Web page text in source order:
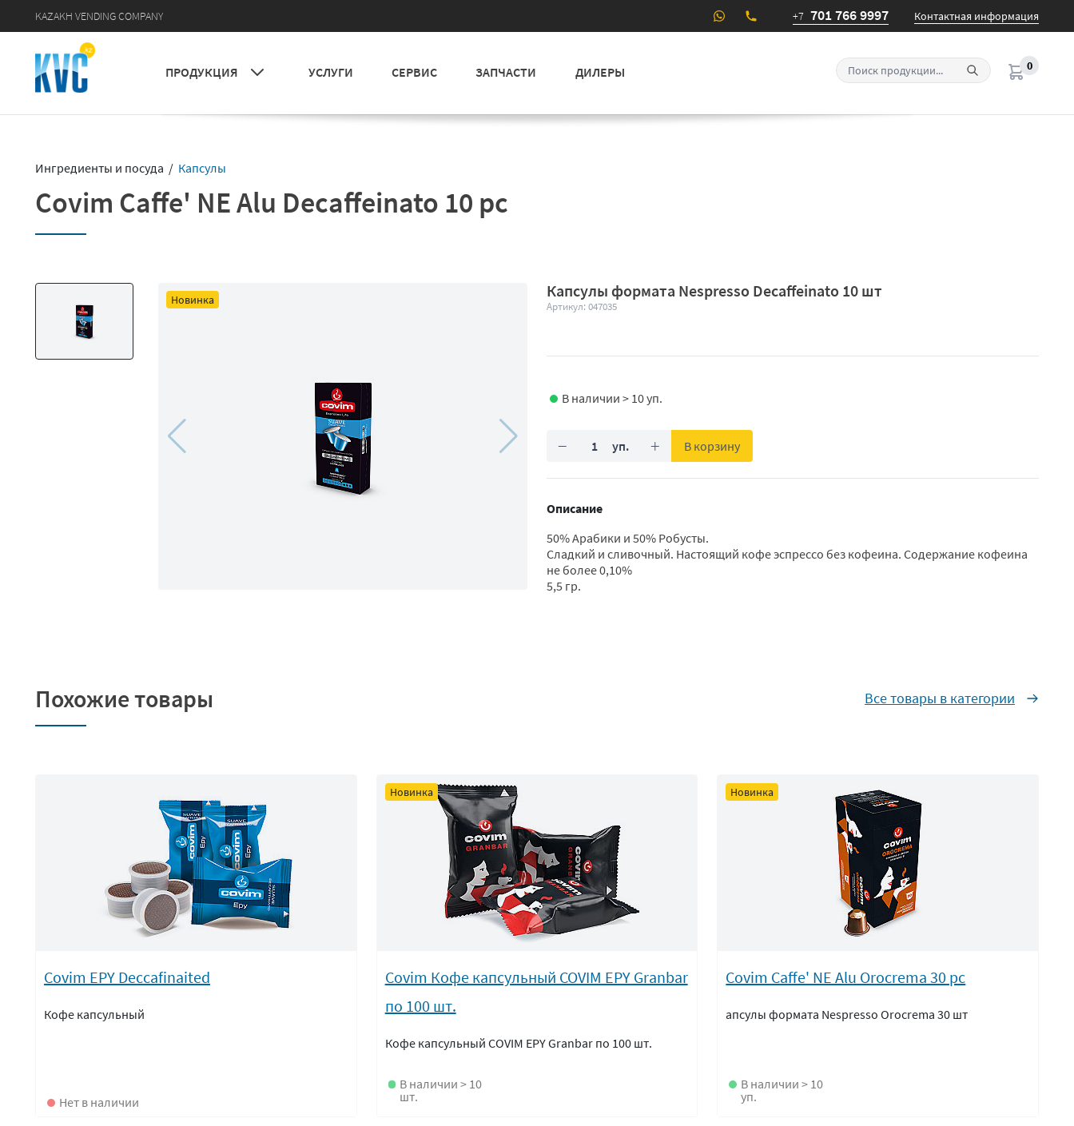
KAZAKH VENDING COMPANY +7 701 766 9997 Контактная информация
ПРОДУКЦИЯ УСЛУГИ СЕРВИС ЗАПЧАСТИ ДИЛЕРЫ 0
Ингредиенты и посуда / Капсулы
Covim Caffe' NE Alu Decaffeinato 10 pc
Новинка Новинка
Капсулы формата Nespresso Decaffeinato 10 шт
Артикул: 047035
В наличии > 10 уп.
− + В корзину
Описание
50% Арабики и 50% Робусты.
Сладкий и сливочный. Настоящий кофе эспрессо без кофеина. Содержание кофеина
не более 0,10%
5,5 гр.
Похожие товары Все товары в категории
Covim EPY Deccafinaited
Кофе капсульный
Нет в наличии
Новинка
Covim Кофе капсульный COVIM EPY Granbar
по 100 шт.
Кофе капсульный COVIM EPY Granbar по 100 шт.
В наличии > 10
шт.
Новинка
Covim Caffe' NE Alu Orocrema 30 pc
апсулы формата Nespresso Orocrema 30 шт
В наличии > 10
уп.